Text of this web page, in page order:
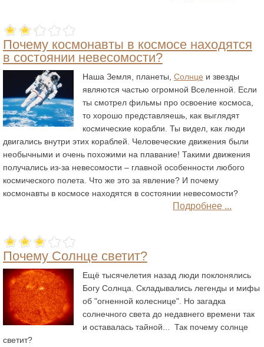
Почему космонавты в космосе находятся
в состоянии невесомости?
Наша Земля , планеты, Солнце и звезды
являются частью огромной Вселенной . Если
ты смотрел фильмы про освоение космоса,
то хорошо представляешь, как выглядят
космические корабли. Ты видел, как люди
двигались внутри этих кораблей. Человеческие движения были
необычными и очень похожими на плавание! Такими движения
получались из-за невесомости – главной особенности любого
космического полета. Что же это за явление? И почему
космонавты в космосе находятся в состоянии невесомости?
Подробнее ...
Почему Солнце светит?
Ещё тысячелетия назад люди поклонялись
Богу Солнца. Складывались легенды и мифы
об "огненной колеснице". Но загадка
солнечного света до недавнего времени так
и оставалась тайной... Так почему солнце
светит?